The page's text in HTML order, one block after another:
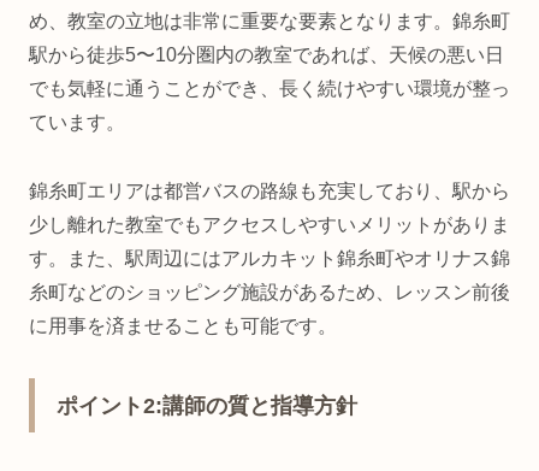
め、教室の立地は非常に重要な要素となります。錦糸町
駅から徒歩5〜10分圏内の教室であれば、天候の悪い日
でも気軽に通うことができ、長く続けやすい環境が整っ
ています。
錦糸町エリアは都営バスの路線も充実しており、駅から
少し離れた教室でもアクセスしやすいメリットがありま
す。また、駅周辺にはアルカキット錦糸町やオリナス錦
糸町などのショッピング施設があるため、レッスン前後
に用事を済ませることも可能です。
ポイント2:講師の質と指導方針